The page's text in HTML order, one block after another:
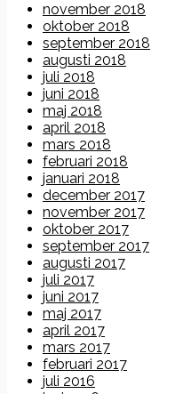
november 2018
oktober 2018
september 2018
augusti 2018
juli 2018
juni 2018
maj 2018
april 2018
mars 2018
februari 2018
januari 2018
december 2017
november 2017
oktober 2017
september 2017
augusti 2017
juli 2017
juni 2017
maj 2017
april 2017
mars 2017
februari 2017
juli 2016